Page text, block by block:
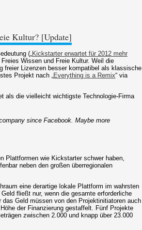
Kultur? [Update]
(„Kickstarter erwartet für 2012 mehr
Wissen und Freie Kultur. Weil die
freier Lizenzen besser kompatibel als klassische
Projekt nach „Everything is a Remix“ via
als die vielleicht wichtigste Technologie-Firma
since Facebook. Maybe more
Plattformen wie Kickstarter schwer haben,
neben den großen überregionalen
eine derartige lokale Plattform im wahrsten
fließt nur, wenn die gesamte erforderliche
Geld müssen von den Projektinitiatoren auch
der Finanzierung gestaffelt. Fünf Projekte
zwischen 2.000 und knapp über 23.000